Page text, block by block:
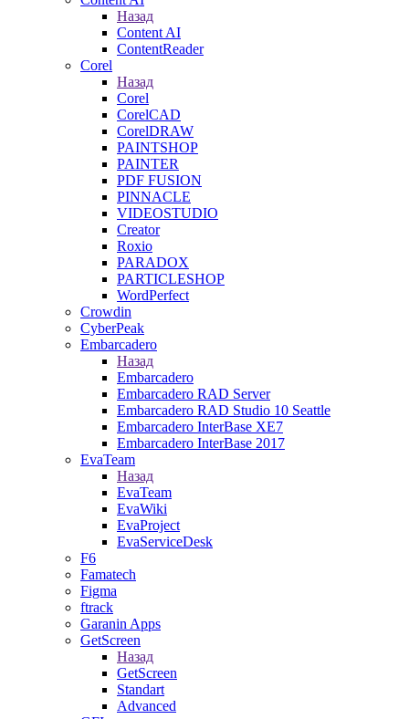
Назад
Content AI
ContentReader
Corel
Назад
Corel
CorelCAD
CorelDRAW
PAINTSHOP
PAINTER
PDF FUSION
PINNACLE
VIDEOSTUDIO
Creator
Roxio
PARADOX
PARTICLESHOP
WordPerfect
Crowdin
CyberPeak
Embarcadero
Назад
Embarcadero
Embarcadero RAD Server
Embarcadero RAD Studio 10 Seattle
Embarcadero InterBase XE7
Embarcadero InterBase 2017
EvaTeam
Назад
EvaTeam
EvaWiki
EvaProject
EvaServiceDesk
F6
Famatech
Figma
ftrack
Garanin Apps
GetScreen
Назад
GetScreen
Standart
Advanced